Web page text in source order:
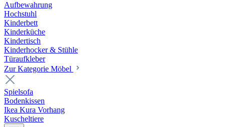
Aufbewahrung
Hochstuhl
Kinderbett
Kinderküche
Kindertisch
Kinderhocker & Stühle
Türaufkleber
Zur Kategorie Möbel
Spielsofa
Bodenkissen
Ikea Kura Vorhang
Kuscheltiere